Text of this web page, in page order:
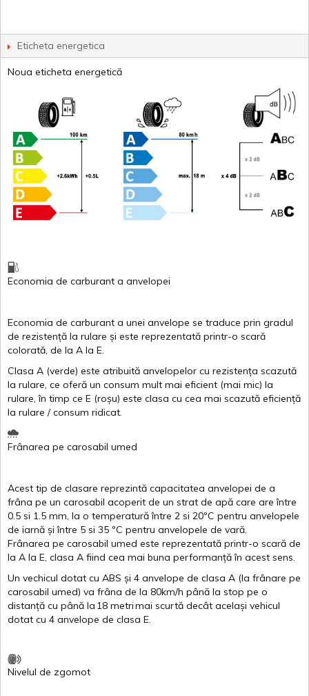
Eticheta energetica
Noua eticheta energetică
Economia de carburant a anvelopei
Economia de carburant a unei anvelope se traduce prin gradul
de rezistență la rulare și este reprezentată printr-o scară
colorată, de la A la E.
Clasa A (verde) este atribuită anvelopelor cu rezistența scazută
la rulare, ce oferă un consum mult mai eficient (mai mic) la
rulare,în timp ce E (roșu) este clasa cu cea mai scazută eficiență
la rulare /consum ridicat.
Frânarea pe carosabil umed
Acest tip de clasare reprezintă capacitatea anvelopei de a
frâna pe un carosabil acoperit de un strat de apă care areîntre
0.5 si 1.5 mm, la o temperatură între 2 si 20ºC pentru anvelopele
de iarnă și între 5 si 35 ºC pentru anvelopele de vară.
Frânarea pe carosabil umed este reprezentată printr-o scară de
la A la E, clasa A fiind cea mai buna performanță în acest sens.
Un vechicul dotat cu ABS și 4 anvelope de clasa A (la frânare pe
carosabil umed) va frâna de la 80km/h până la stop pe o
distanță cu până la 18 metrimai scurtă decât același vehicul
dotat cu 4 anvelope de clasa E.
Nivelul de zgomot